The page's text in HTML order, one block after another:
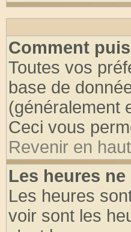
Comment
Toutes vos
base de
(généralement
Ceci vous
Revenir en haut
Les heures
Les heures
voir sont les